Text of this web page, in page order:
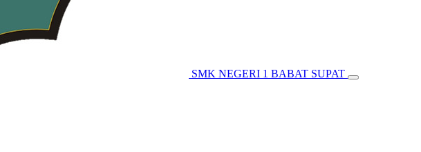
SMK NEGERI 1 BABAT SUPAT